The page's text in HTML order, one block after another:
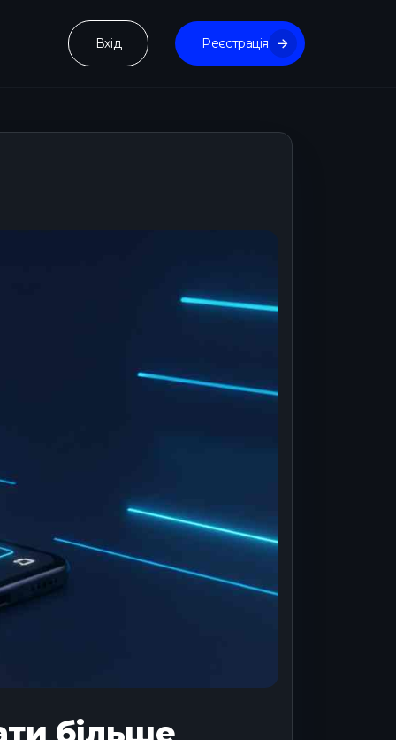
Вхід Реєстрація